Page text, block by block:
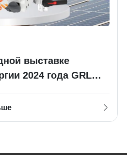
выставке
2024 года GRL